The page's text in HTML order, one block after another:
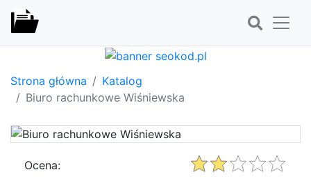
Strona główna
Katalog
Biuro rachunkowe Wiśniewska
Ocena: